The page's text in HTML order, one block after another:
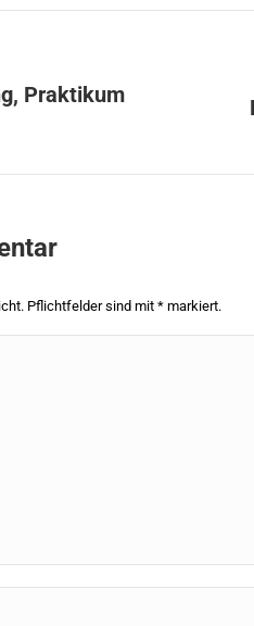
Praktikum
Nächster
Pflichtfelder sind mit * markiert.